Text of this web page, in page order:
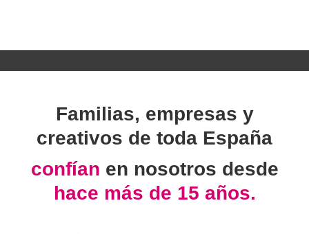
Familias, empresas y
creativos de toda España
confían en nosotros desde
hace más de 15 años.